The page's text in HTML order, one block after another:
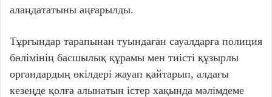
алаңдататыны аңғарылды.
Тұрғындар тарапынан туындаған сауалдарға полиция
бөлімінің басшылық құрамы мен тиісті құзырлы
органдардың өкілдері жауап қайтарып, алдағы
кезеңде қолға алынатын істер хақында мәлімдеме